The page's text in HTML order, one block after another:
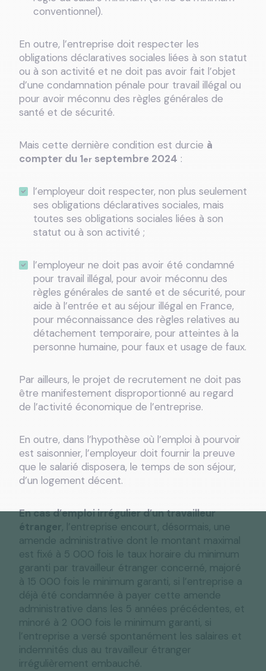
conventionnel).
En outre, l’entreprise doit respecter les
obligations déclaratives sociales liées à son statut
ou à son activité et ne doit pas avoir fait l’objet
d’une condamnation pénale pour travail illégal ou
pour avoir méconnu des règles générales de
santé et de sécurité.
Mais cette dernière condition est durcie à
compter du 1er septembre 2024 :
l’employeur doit respecter, non plus seulement
ses obligations déclaratives sociales, mais
toutes ses obligations sociales liées à son
statut ou à son activité ;
l’employeur ne doit pas avoir été condamné
pour travail illégal, pour avoir méconnu des
règles générales de santé et de sécurité, pour
aide à l’entrée et au séjour illégal en France,
pour méconnaissance des règles relatives au
détachement temporaire, pour atteintes à la
personne humaine, pour faux et usage de faux.
Par ailleurs, le projet de recrutement ne doit pas
être manifestement disproportionné au regard
de l’activité économique de l’entreprise.
En outre, dans l’hypothèse où l’emploi à pourvoir
est saisonnier, l’employeur doit fournir la preuve
que le salarié disposera, le temps de son séjour,
d’un logement décent.
En cas d’emploi irrégulier d’un travailleur
étranger, l’entreprise encourt, désormais, une
amende administrative dont le montant maximal
est fixé à 5 000 fois le taux horaire du minimum
garanti par travailleur étranger concerné, majoré
à 15 000 fois le minimum garanti, si l’entreprise a
déjà été condamnée à payer cette amende
administrative dans les 5 années précédentes, et
minoré à 2 000 fois le minimum garanti, si
l’entreprise a versé spontanément les salaires et
indemnités dus au travailleur étranger
irrégulièrement embauché.